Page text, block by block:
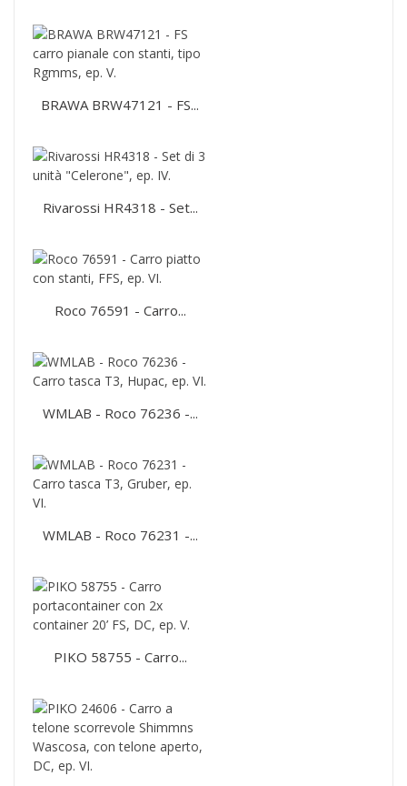
BRAWA BRW47121 - FS...
Rivarossi HR4318 - Set...
Roco 76591 - Carro...
WMLAB - Roco 76236 -...
WMLAB - Roco 76231 -...
PIKO 58755 - Carro...